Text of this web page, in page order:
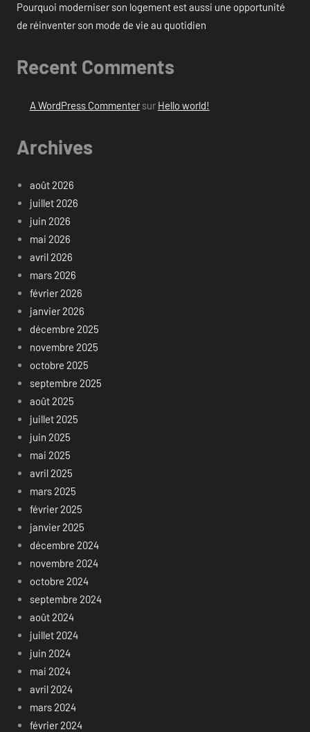
Pourquoi moderniser son logement est aussi une opportunité
de réinventer son mode de vie au quotidien
Recent Comments
A WordPress Commentersur Hello world!
Archives
août 2026
juillet 2026
juin 2026
mai 2026
avril 2026
mars 2026
février 2026
janvier 2026
décembre 2025
novembre 2025
octobre 2025
septembre 2025
août 2025
juillet 2025
juin 2025
mai 2025
avril 2025
mars 2025
février 2025
janvier 2025
décembre 2024
novembre 2024
octobre 2024
septembre 2024
août 2024
juillet 2024
juin 2024
mai 2024
avril 2024
mars 2024
février 2024